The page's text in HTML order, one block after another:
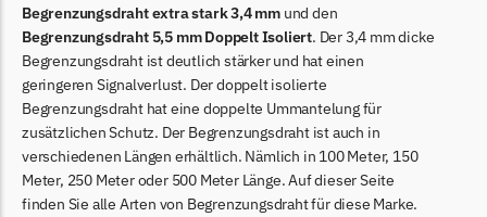
Black & Decker
Black & Decker Messer
Begrenzungsdraht
Bosch Indego
Bosch Indego Messer
Begrenzungsdraht
Begrenzungsdraht extra stark 3,4 mm und den
Begrenzungsdraht 5,5 mm Doppelt Isoliert. Der 3,4 mm dicke
Begrenzungsdraht ist deutlich stärker und hat einen
geringeren Signalverlust. Der doppelt isolierte
Begrenzungsdraht hat eine doppelte Ummantelung für
zusätzlichen Schutz. Der Begrenzungsdraht ist auch in
verschiedenen Längen erhältlich. Nämlich in 100 Meter, 150
Meter, 250 Meter oder 500 Meter Länge. Auf dieser Seite
finden Sie alle Arten von Begrenzungsdraht für diese Marke.